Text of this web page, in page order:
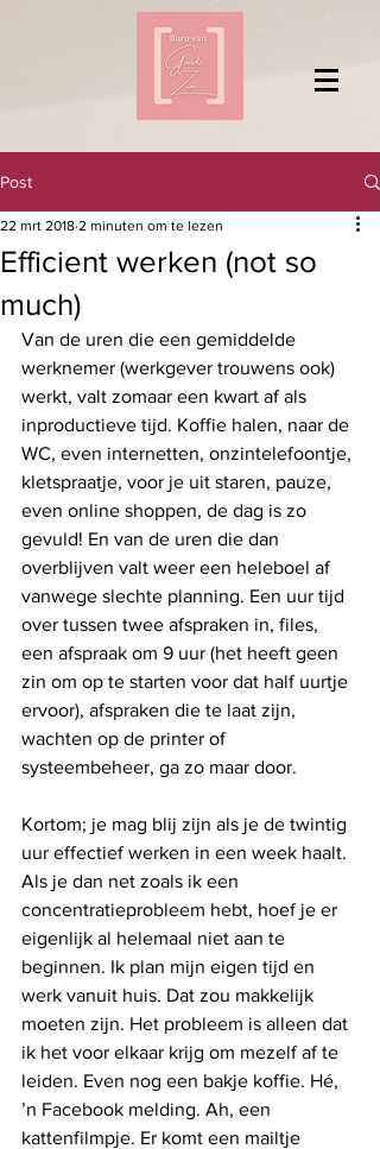
Post
Efficient werken (not so
much)
22 mrt 2018 2 minuten om te lezen
Van de uren die een gemiddelde
werknemer (werkgever trouwens ook)
werkt, valt zomaar een kwart af als
inproductieve tijd. Koffie halen, naar de
WC, even internetten, onzintelefoontje,
kletspraatje, voor je uit staren, pauze,
even online shoppen, de dag is zo
gevuld! En van de uren die dan
overblijven valt weer een heleboel af
vanwege slechte planning. Een uur tijd
over tussen twee afspraken in, files,
een afspraak om 9 uur (het heeft geen
zin om op te starten voor dat half uurtje
ervoor), afspraken die te laat zijn,
wachten op de printer of
systeembeheer, ga zo maar door.
Kortom; je mag blij zijn als je de twintig
uur effectief werken in een week haalt.
Als je dan net zoals ik een
concentratieprobleem hebt, hoef je er
eigenlijk al helemaal niet aan te
beginnen. Ik plan mijn eigen tijd en
werk vanuit huis. Dat zou makkelijk
moeten zijn. Het probleem is alleen dat
ik het voor elkaar krijg om mezelf af te
leiden. Even nog een bakje koffie. Hé,
’n Facebook melding. Ah, een
kattenfilmpje. Er komt een mailtje